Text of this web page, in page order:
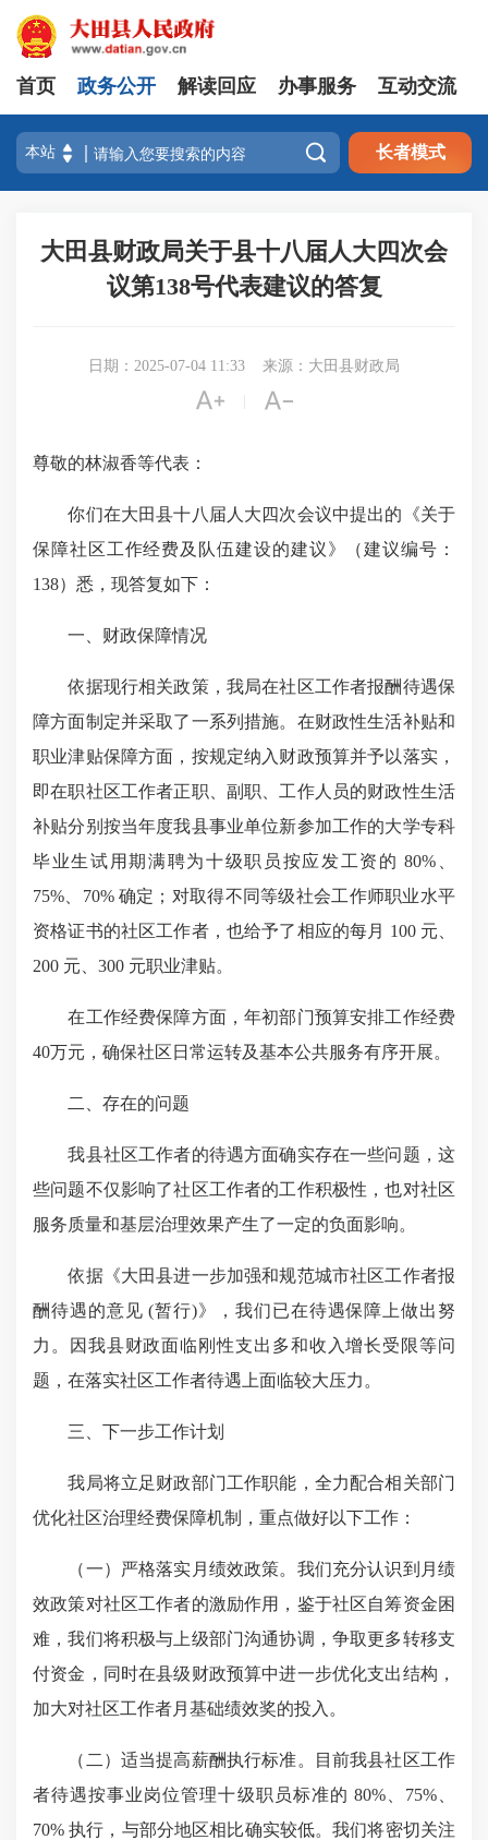
首页 政务公开 解读回应 办事服务 互动交流
 长者模式
大田县财政局关于县十八届人大四次会
议第138号代表建议的答复
日期：2025-07-04 11:33 来源：大田县财政局
 
尊敬的林淑香等代表：
你们在大田县十八届人大四次会议中提出的《关于
保障社区工作经费及队伍建设的建议》（建议编号：
138）悉，现答复如下：
一、财政保障情况
依据现行相关政策，我局在社区工作者报酬待遇保
障方面制定并采取了一系列措施。在财政性生活补贴和
职业津贴保障方面，按规定纳入财政预算并予以落实，
即在职社区工作者正职、副职、工作人员的财政性生活
补贴分别按当年度我县事业单位新参加工作的大学专科
毕业生试用期满聘为十级职员按应发工资的 80%、
75%、70% 确定；对取得不同等级社会工作师职业水平
资格证书的社区工作者，也给予了相应的每月 100 元、
200 元、300 元职业津贴。
在工作经费保障方面，年初部门预算安排工作经费
40万元，确保社区日常运转及基本公共服务有序开展。
二、存在的问题
我县社区工作者的待遇方面确实存在一些问题，这
些问题不仅影响了社区工作者的工作积极性，也对社区
服务质量和基层治理效果产生了一定的负面影响。
依据《大田县进一步加强和规范城市社区工作者报
酬待遇的意见 (暂行)》，我们已在待遇保障上做出努
力。因我县财政面临刚性支出多和收入增长受限等问
题，在落实社区工作者待遇上面临较大压力。
三、下一步工作计划
我局将立足财政部门工作职能，全力配合相关部门
优化社区治理经费保障机制，重点做好以下工作：
（一）严格落实月绩效政策。我们充分认识到月绩
效政策对社区工作者的激励作用，鉴于社区自筹资金困
难，我们将积极与上级部门沟通协调，争取更多转移支
付资金，同时在县级财政预算中进一步优化支出结构，
加大对社区工作者月基础绩效奖的投入。
（二）适当提高薪酬执行标准。目前我县社区工作
者待遇按事业岗位管理十级职员标准的 80%、75%、
70% 执行，与部分地区相比确实较低。我们将密切关注